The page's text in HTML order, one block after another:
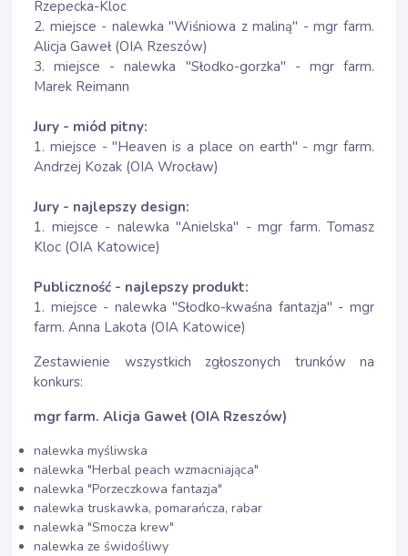
Rzepecka-Kloc
2. miejsce - nalewka "Wiśniowa z maliną" - mgr farm.
Alicja Gaweł (OIA Rzeszów)
3. miejsce - nalewka "Słodko-gorzka" - mgr farm.
Marek Reimann
Jury - miód pitny:
1. miejsce - "Heaven is a place on earth" - mgr farm.
Andrzej Kozak (OIA Wrocław)
Jury - najlepszy design:
1. miejsce - nalewka "Anielska" - mgr farm. Tomasz
Kloc (OIA Katowice)
Publiczność - najlepszy produkt:
1. miejsce - nalewka "Słodko-kwaśna fantazja" - mgr
farm. Anna Lakota (OIA Katowice)
Zestawienie wszystkich zgłoszonych trunków na
konkurs:
mgr farm. Alicja Gaweł (OIA Rzeszów)
nalewka myśliwska
nalewka "Herbal peach wzmacniająca"
nalewka "Porzeczkowa fantazja"
nalewka truskawka, pomarańcza, rabar
nalewka "Smocza krew"
nalewka ze świdośliwy